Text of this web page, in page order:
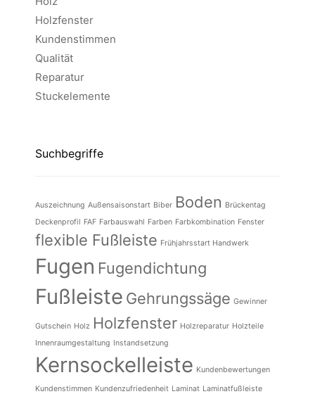
Holzfenster
Kundenstimmen
Qualität
Reparatur
Stuckelemente
Suchbegriffe
Auszeichnung Außensaisonstart Biber Boden Brückentag
Deckenprofil FAF Farbauswahl Farben Farbkombination Fenster
flexible Fußleiste Frühjahrsstart Handwerk
Fugen Fugendichtung
Fußleiste Gehrungssäge Gewinner
Gutschein Holz Holzfenster Holzreparatur Holzteile
Innenraumgestaltung Instandsetzung
Kernsockelleiste Kundenbewertungen
Kundenstimmen Kundenzufriedenheit Laminat Laminatfußleiste